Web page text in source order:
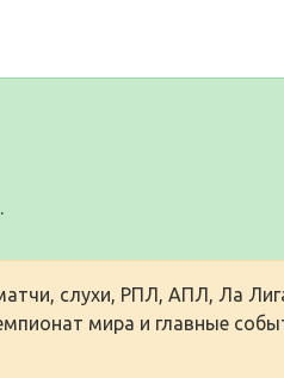
слухи, РПЛ, АПЛ, Ла
мира и главные